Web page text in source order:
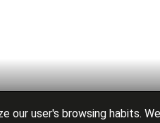
our user's browsing habits. We